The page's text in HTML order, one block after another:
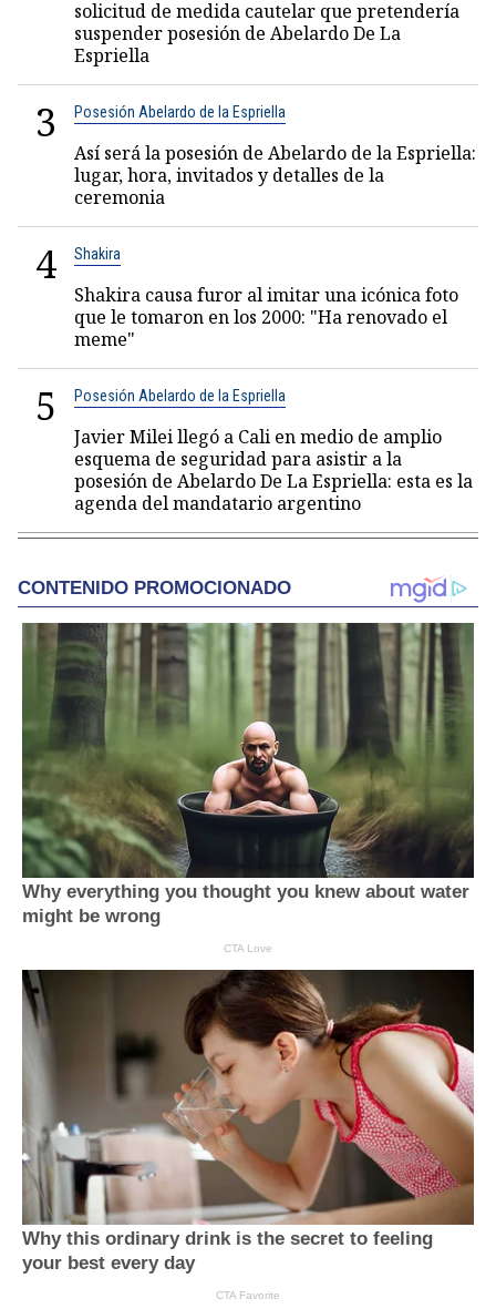
solicitud de medida cautelar que pretendería
suspender posesión de Abelardo De La
Espriella
3 Posesión Abelardo de la Espriella
Así será la posesión de Abelardo de la Espriella:
lugar, hora, invitados y detalles de la
ceremonia
4 Shakira
Shakira causa furor al imitar una icónica foto
que le tomaron en los 2000: "Ha renovado el
meme"
5 Posesión Abelardo de la Espriella
Javier Milei llegó a Cali en medio de amplio
esquema de seguridad para asistir a la
posesión de Abelardo De La Espriella: esta es la
agenda del mandatario argentino